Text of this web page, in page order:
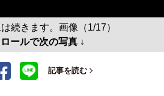
続きます。画像（1/17）
ールで次の写真 ↓
記事を読む